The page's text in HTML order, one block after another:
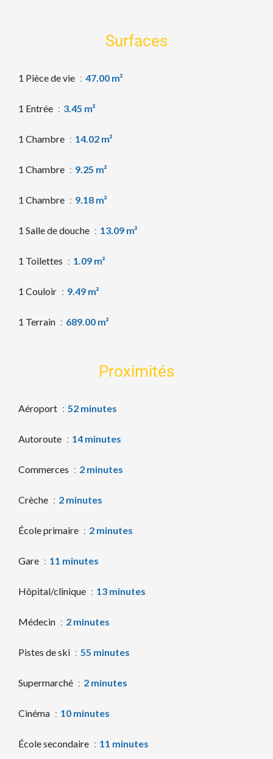
Surfaces
1 Pièce de vie 47.00 m²
1 Entrée 3.45 m²
1 Chambre 14.02 m²
1 Chambre 9.25 m²
1 Chambre 9.18 m²
1 Salle de douche 13.09 m²
1 Toilettes 1.09 m²
1 Couloir 9.49 m²
1 Terrain 689.00 m²
Proximités
Aéroport 52 minutes
Autoroute 14 minutes
Commerces 2 minutes
Crèche 2 minutes
École primaire 2 minutes
Gare 11 minutes
Hôpital/clinique 13 minutes
Médecin 2 minutes
Pistes de ski 55 minutes
Supermarché 2 minutes
Cinéma 10 minutes
École secondaire 11 minutes